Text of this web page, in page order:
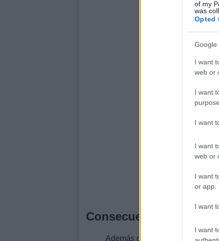
of my
was
Opted
Google
I want
web or
I want
I want
I want
web or
I want
or app.
I want
I want
Consecuencias más
Además del impacto directo del